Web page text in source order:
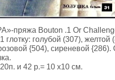
пряжа Bouton .1 Or
глотку: голубой (307), желтой
{504), сиреневой
и 42 р.= 10 x10 см.